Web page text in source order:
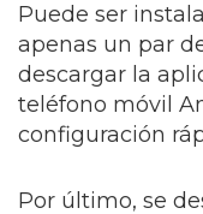
Puede ser
apenas un par
descargar la
teléfono móvil
configuración
Por último, se